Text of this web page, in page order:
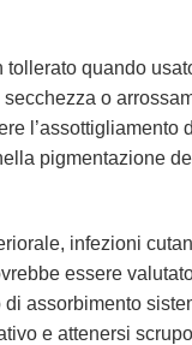
quando
o
pigmentazione
infezioni
essere
assorbimento
e attenersi